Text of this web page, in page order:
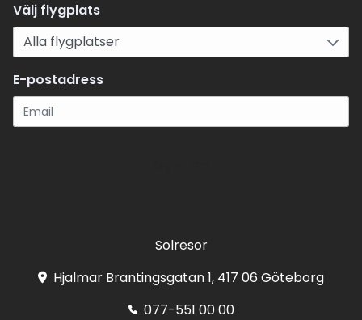
Välj flygplats
E-postadress
Solresor
Hjalmar Brantingsgatan 1, 417 06 Göteborg
077-551 00 00